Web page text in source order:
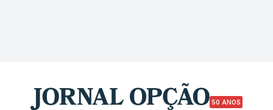
50 ANOS